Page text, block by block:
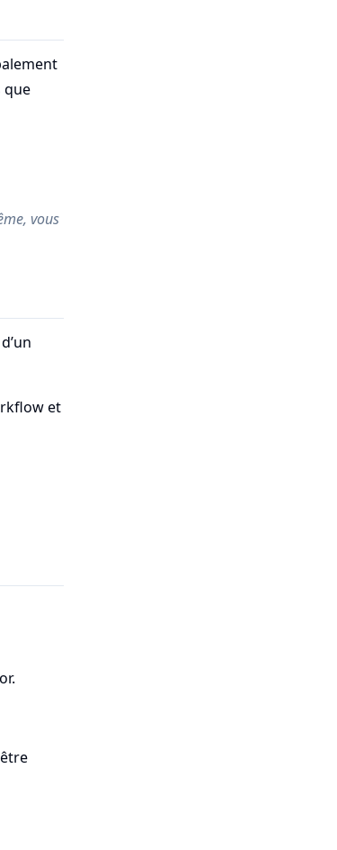
que
vous
et